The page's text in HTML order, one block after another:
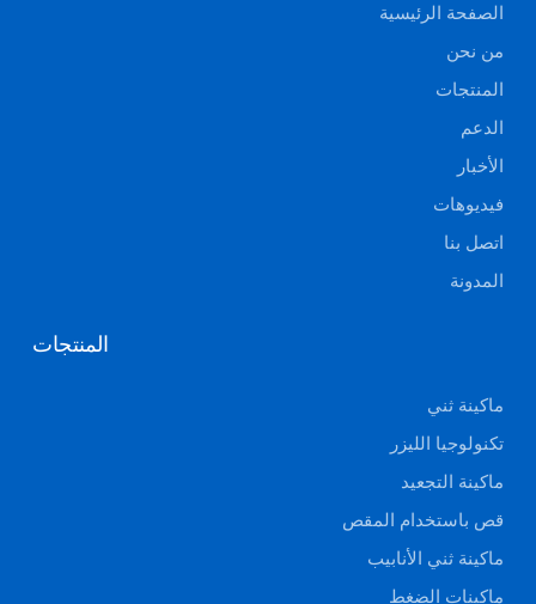
الصفحة الرئيسية
من نحن
المنتجات
الدعم
الأخبار
فيديوهات
اتصل بنا
المدونة
المنتجات
ماكينة ثني
تكنولوجيا الليزر
ماكينة التجعيد
قص باستخدام المقص
ماكينة ثني الأنابيب
ماكينات الضغط